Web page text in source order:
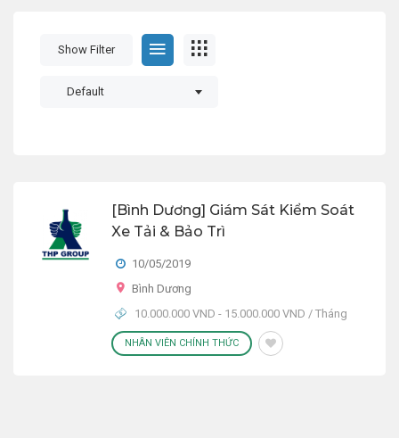
Show Filter
Default
[Bình Dương] Giám Sát Kiểm Soát
Xe Tải & Bảo Trì
10/05/2019
Bình Dương
10.000.000 VND - 15.000.000 VND / Tháng
NHÂN VIÊN CHÍNH THỨC